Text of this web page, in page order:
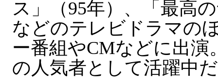
ス」（95年）、「最高
などのテレビドラマの
ー番組やCMなどに出演
の人気者として活躍中